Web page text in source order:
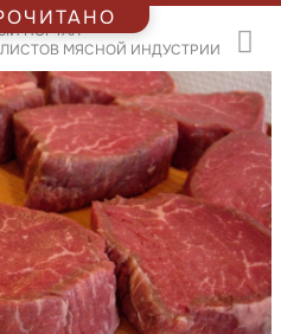
ПОРТАЛ
МЯСНОЙ ИНДУСТРИИ